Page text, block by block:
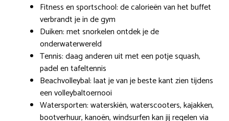
Fitness en sportschool: de calorieën van het buffet
verbrandt je in de gym
Duiken: met snorkelen ontdek je de
onderwaterwereld
Tennis: daag anderen uit met een potje squash,
padel en tafeltennis
Beachvolleybal: laat je van je beste kant zien tijdens
een volleybaltoernooi
Watersporten: waterskiën, waterscooters, kajakken,
bootverhuur, kanoën, windsurfen kan jij regelen via